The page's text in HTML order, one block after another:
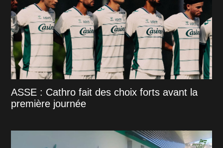
ASSE : Cathro fait des choix forts avant la
première journée